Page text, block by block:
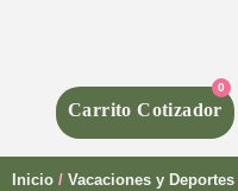
0
Inicio / Vacaciones y Deportes